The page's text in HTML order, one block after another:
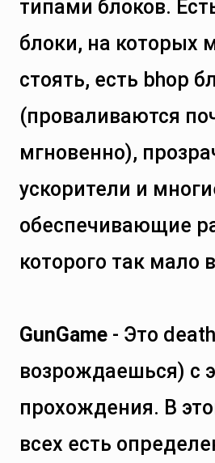
типами блоков.
блоки, на которых
стоять, есть bhop
(проваливаются
мгновенно),
ускорители и
обеспечивающие
которого так мало
GunGame - Это
возрождаешься) с
прохождения. В
всех есть